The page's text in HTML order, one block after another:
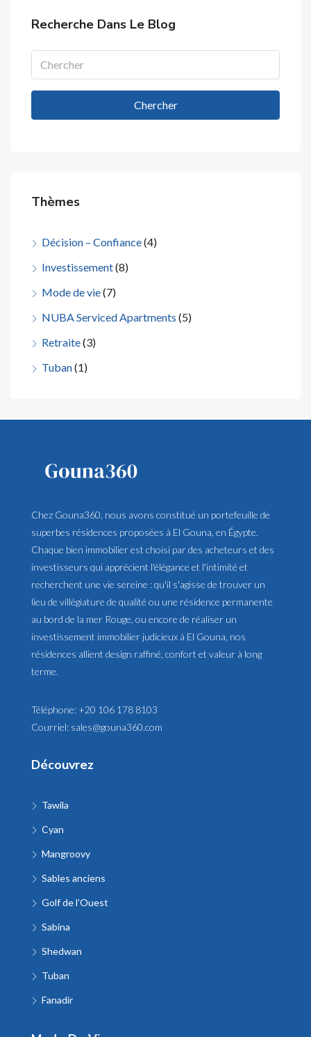
Recherche Dans Le Blog
Chercher
Thèmes
Décision – Confiance(4)
Investissement(8)
Mode de vie(7)
NUBA Serviced Apartments (5)
Retraite(3)
Tuban(1)
Chez Gouna360, nous avons constitué un portefeuille de
superbes résidences proposées à El Gouna, en Égypte.
Chaque bien immobilier est choisi par des acheteurs et des
investisseurs qui apprécient l'élégance et l'intimité et
recherchent une vie sereine : qu'il s'agisse de trouver un
lieu de villégiature de qualité ou une résidence permanente
au bord de la mer Rouge, ou encore de réaliser un
investissement immobilier judicieux à El Gouna, nos
résidences allient design raffiné, confort et valeur à long
terme.
Téléphone: +20 106 178 8103
Courriel: sales@gouna360.com
Découvrez
Tawila
Cyan
Mangroovy
Sables anciens
Golf de l’Ouest
Sabina
Shedwan
Tuban
Fanadir